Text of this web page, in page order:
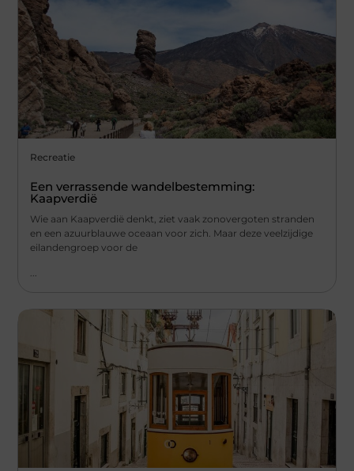
Recreatie
Een verrassende wandelbestemming:
Kaapverdië
Wie aan Kaapverdië denkt, ziet vaak zonovergoten stranden
en een azuurblauwe oceaan voor zich. Maar deze veelzijdige
eilandengroep voor de
...